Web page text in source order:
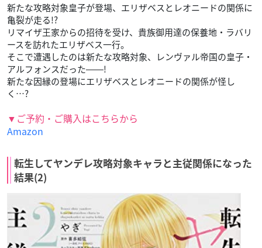
新たな攻略対象皇子が登場、エリザベスとレオニードの関係に
亀裂が走る!?
リマイザ王家からの招待を受け、貴族御用達の保養地・ラバリ
ースを訪れたエリザベス一行。
そこで遭遇したのは新たな攻略対象、レンヴァル帝国の皇子・
アルフォンスだった――!
新たな因縁の登場にエリザベスとレオニードの関係が怪し
く…?
▼ご予約・ご購入はこちらから
Amazon
転生してヤンデレ攻略対象キャラと主従関係になった
結果(2)